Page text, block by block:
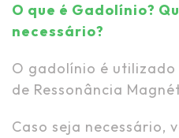
O que é Gadolínio?
necessário?
O gadolínio é
de Ressonância
Caso seja necessário,